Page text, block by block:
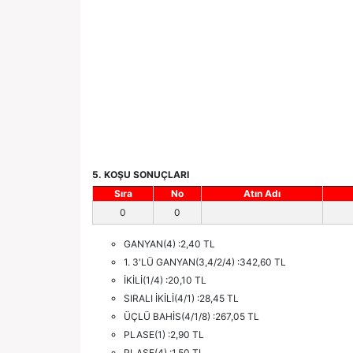
5. KOŞU SONUÇLARI
Sıra
No Atın Adı
0
0
GANYAN(4) :2,40 TL
1. 3'LÜ GANYAN(3,4/2/4) :342,60 TL
İKİLİ(1/4) :20,10 TL
SIRALI İKİLİ(4/1) :28,45 TL
ÜÇLÜ BAHİS(4/1/8) :267,05 TL
PLASE(1) :2,90 TL